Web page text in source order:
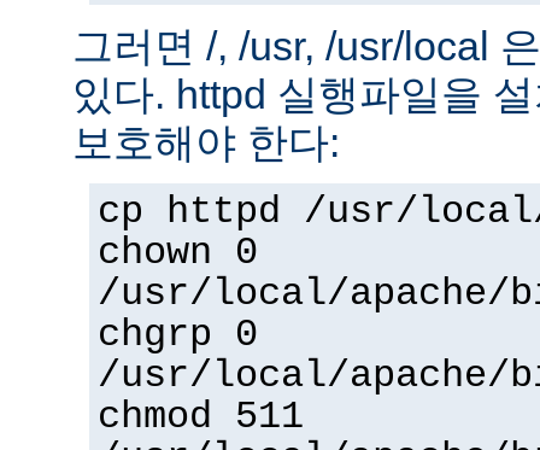
그러면 /, /usr, /usr/local
있다. httpd 실행파일을
보호해야 한다:
cp httpd /usr/
chown 0
/usr/local/apache/
chgrp 0
/usr/local/apache/
chmod 511